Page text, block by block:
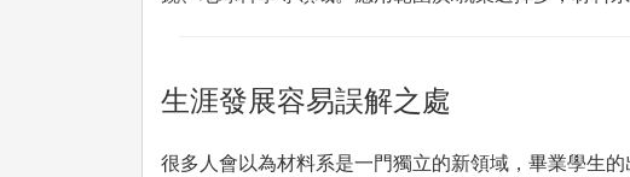
生涯發展容易誤解之處
很多人會以為材料系是一門獨立的新領域，畢業學生